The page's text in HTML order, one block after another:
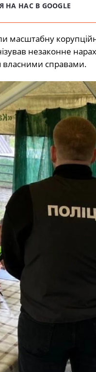
НА НАС В GOOGLE
незаконне
власними справами.